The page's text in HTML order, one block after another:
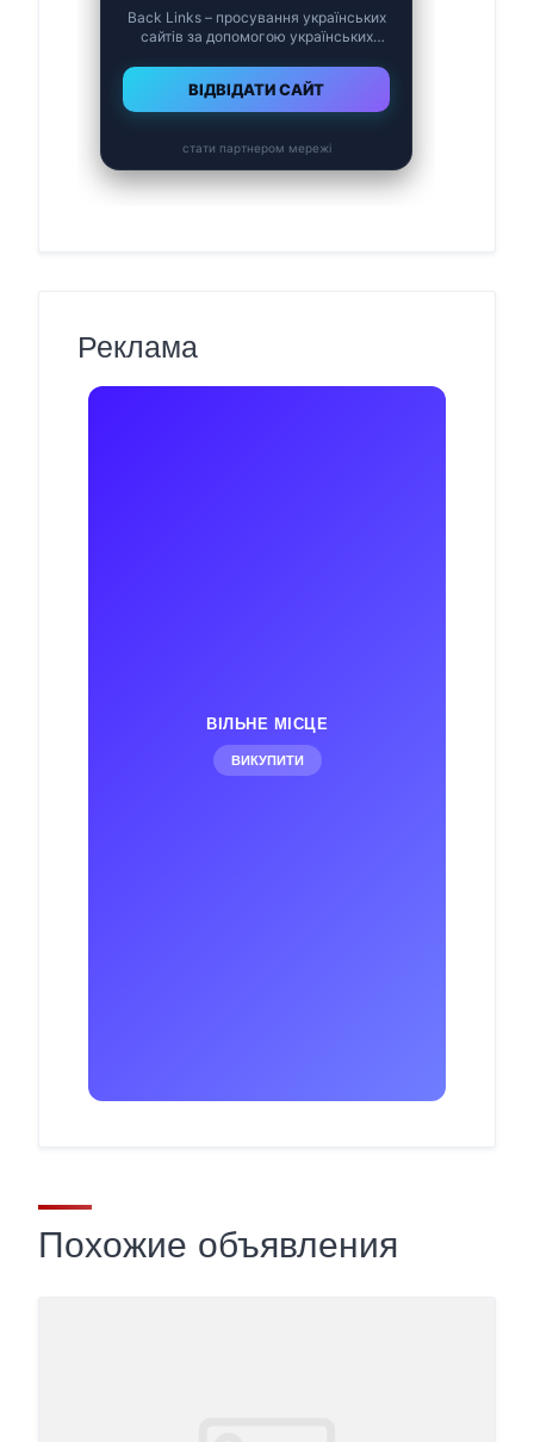
Реклама
ВІЛЬНЕ МІСЦЕ
ВИКУПИТИ
Похожие объявления